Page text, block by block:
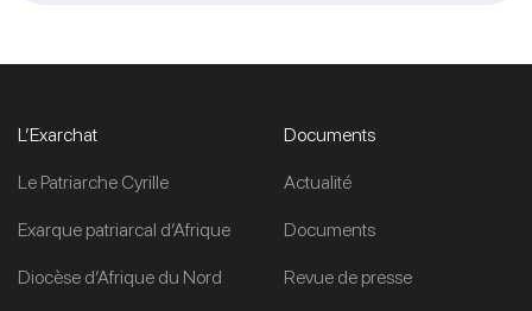
L’Exarchat
Le Patriarche Cyrille
Exarque patriarcal d’Afrique
Diocèse d’Afrique du Nord
Documents
Actualité
Documents
Revue de presse